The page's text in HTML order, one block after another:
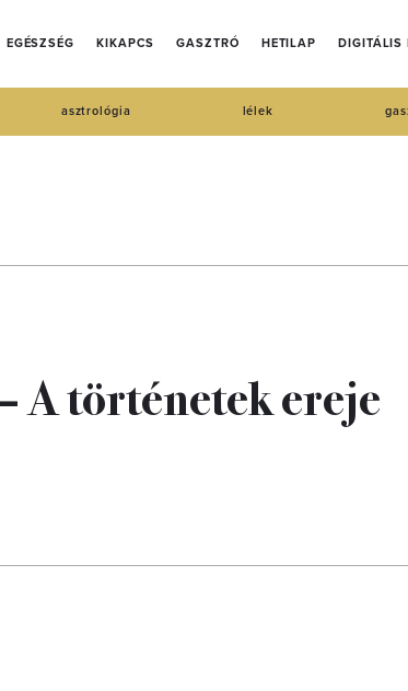
EGÉSZSÉG KIKAPCS GASZTRÓ HETILAP DIGITÁLIS
asztrológia lélek
A történetek ereje